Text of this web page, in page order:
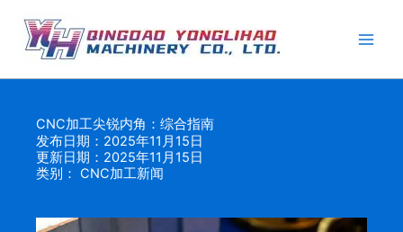
容
CNC加工尖锐内角：综合指南
发布日期：2025年11月15日
更新日期：2025年11月15日
类别： CNC加工新闻